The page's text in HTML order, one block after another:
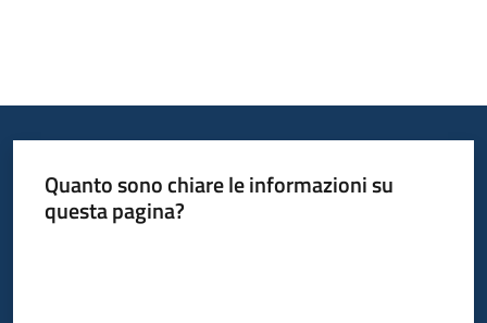
Quanto sono chiare le informazioni su
questa pagina?